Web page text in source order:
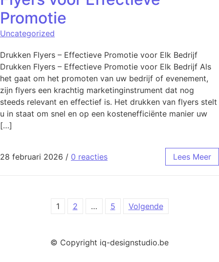
Promotie
Uncategorized
Drukken Flyers – Effectieve Promotie voor Elk Bedrijf
Drukken Flyers – Effectieve Promotie voor Elk Bedrijf Als
het gaat om het promoten van uw bedrijf of evenement,
zijn flyers een krachtig marketinginstrument dat nog
steeds relevant en effectief is. Het drukken van flyers stelt
u in staat om snel en op een kostenefficiënte manier uw
[…]
28 februari 2026 / 0 reacties Lees Meer
Berichten paginering
1 2 … 5 Volgende
© Copyright iq-designstudio.be